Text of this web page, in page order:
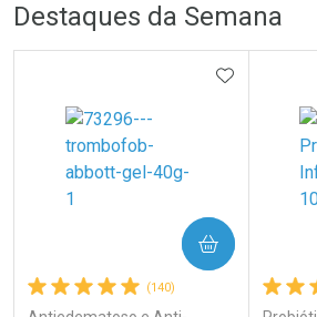
Laboratório
Por Menos
Destaques da Semana
(140)
COMPRAR